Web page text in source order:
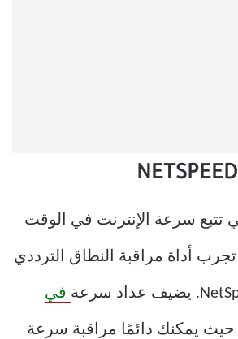
تتبع سرعة الإنترنت في الوقت
أداة مراقبة النطاق الترددي
في
يمكنك دائمًا مراقبة سرعة